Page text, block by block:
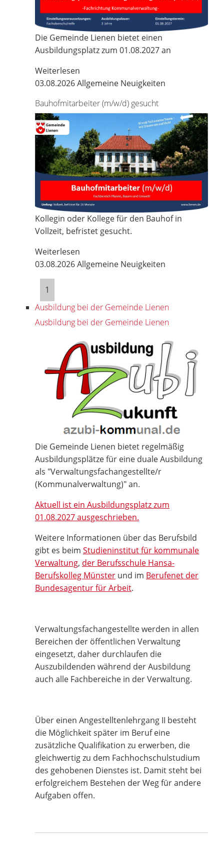
Die Gemeinde Lienen bietet einen
Ausbildungsplatz zum 01.08.2027 an
Weiterlesen
03.08.2026Allgemeine Neuigkeiten
Bauhofmitarbeiter (m/w/d) gesucht
Kollegin oder Kollege für den Bauhof in
Vollzeit, befristet gesucht.
Weiterlesen
03.08.2026Allgemeine Neuigkeiten
1
Ausbildung bei der Gemeinde Lienen
Ausbildung bei der Gemeinde Lienen
Die Gemeinde Lienen bietet regelmäßig
Ausbildungsplätze für eine duale Ausbildung
als "Verwaltungsfachangestellte/r
(Kommunalverwaltung)" an.
Aktuell ist ein Ausbildungsplatz zum
01.08.2027 ausgeschrieben.
Weitere Informationen über das Berufsbild
gibt es beim Studieninstitut für kommunale
Verwaltung, der Berufsschule Hansa-
Berufskolleg Münster und im Berufenet der
Bundesagentur für Arbeit.
Verwaltungsfachangestellte werden in allen
Bereichen der öffentlichen Verwaltung
eingesetzt, daher durchlaufen die
Auszubildenden während der Ausbildung
auch alle Fachbereiche in der Verwaltung.
Über einen Angestelltenlehrgang II besteht
die Möglichkeit später im Beruf eine
zusätzliche Qualifikation zu erwerben, die
gleichwertig zu dem Fachhochschulstudium
des gehobenen Dienstes ist. Damit steht bei
erfolgreichem Bestehen der Weg für andere
Aufgaben offen.